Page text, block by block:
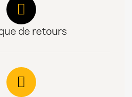
de retours